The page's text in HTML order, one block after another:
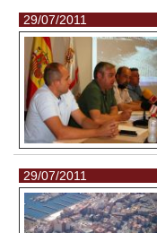
29/07/2011
29/07/2011